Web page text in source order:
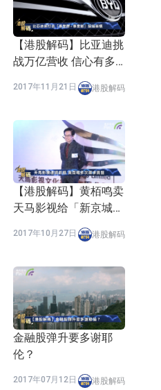
【港股解码】比亚迪挑
战万亿营收 信心有多
2017年11月21日 港股解码
【港股解码】黄栢鸣卖
天马影视给「新京城四
2017年10月27日 港股解码
金融股弹升要多谢耶
伦？
2017年07月12日 港股解码